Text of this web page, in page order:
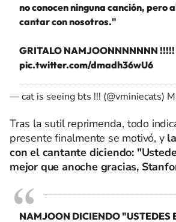
no conocen ninguna canción, pero
cantar con nosotros."
GRITALO NAMJOONNNNNNN !!!!!
pic.twitter.com/dmadh36wU6
— cat is seeing bts !!! (@vminiecats)
Tras la sutil reprimenda, todo
presente finalmente se motivó, y
con el cantante diciendo:
mejor que anoche gracias,
NAMJOON DICIENDO "USTEDES